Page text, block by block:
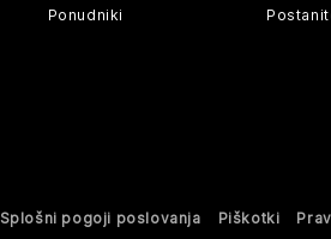
Ponudniki
Splošni pogoji poslovanja Piškotki